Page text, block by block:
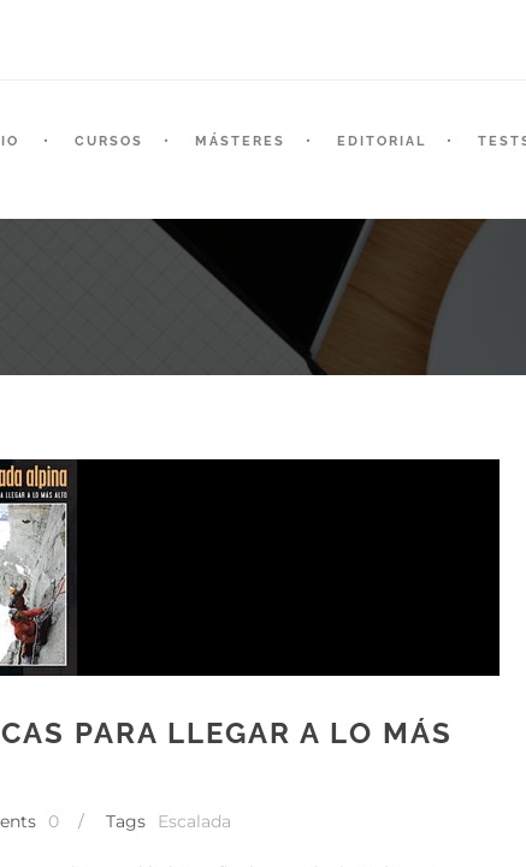
CURSOS MÁSTERES EDITORIAL
PARA LLEGAR A LO MÁS
0 / Tags Escalada